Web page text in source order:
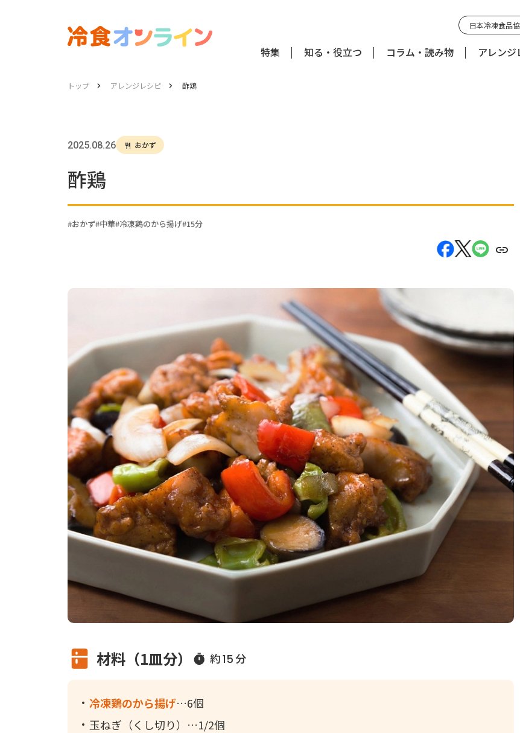
日本冷凍食品
特集 知る・役立つ コラム・読み物 アレンジ
トップ アレンジレシピ 酢鶏
2025.08.26 おかず
酢鶏
おかず 中華 冷凍鶏のから揚げ 15分
材料（1皿分） 約15分
冷凍鶏のから揚げ
6個
玉ねぎ（くし切り）
1/2個